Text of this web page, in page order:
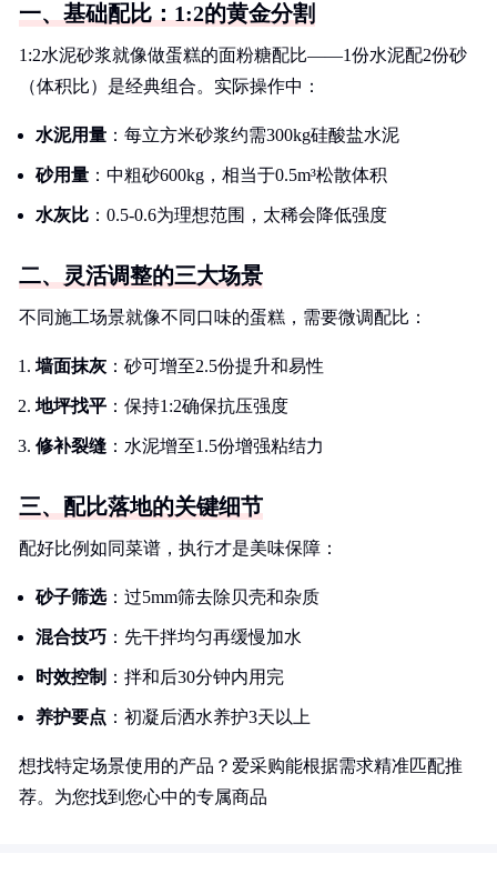
一、基础配比：1:2的黄金分割
1:2水泥砂浆就像做蛋糕的面粉糖配比——1份水泥配2份砂
（体积比）是经典组合。实际操作中：
水泥用量 ：每立方米砂浆约需300kg硅酸盐水泥
砂用量 ：中粗砂600kg，相当于0.5m³松散体积
水灰比 ：0.5-0.6为理想范围，太稀会降低强度
二、灵活调整的三大场景
不同施工场景就像不同口味的蛋糕，需要微调配比：
墙面抹灰 ：砂可增至2.5份提升和易性
地坪找平 ：保持1:2确保抗压强度
修补裂缝 ：水泥增至1.5份增强粘结力
三、配比落地的关键细节
配好比例如同菜谱，执行才是美味保障：
砂子筛选：过5mm筛去除贝壳和杂质
混合技巧 ：先干拌均匀再缓慢加水
时效控制 ：拌和后30分钟内用完
养护要点 ：初凝后洒水养护3天以上
想找特定场景使用的产品？爱采购能根据需求精准匹配推
荐。为您找到您心中的专属商品